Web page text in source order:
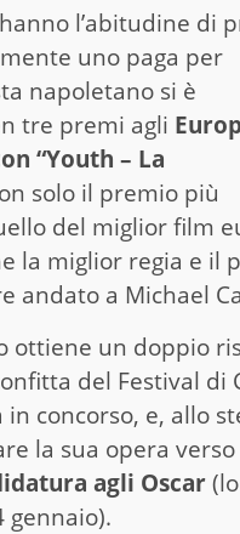
l’abitudine di
uno paga per
napoletano si è
tre premi agli
“Youth – La
solo il premio più
del miglior film
la miglior regia e il
andato a Michael
ottiene un doppio
del Festival di
concorso, e, allo
la sua opera verso
agli Oscar
gennaio).